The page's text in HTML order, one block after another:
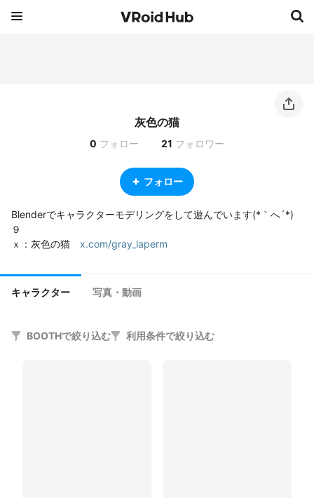
灰色の猫
0 フォロー 21 フォロワー
フォロー
Blenderでキャラクターモデリングをして遊んでいます(*｀へ´*)
９
ｘ：灰色の猫 x.com/gray_laperm
キャラクター 写真・動画
BOOTHで絞り込む 利用条件で絞り込む